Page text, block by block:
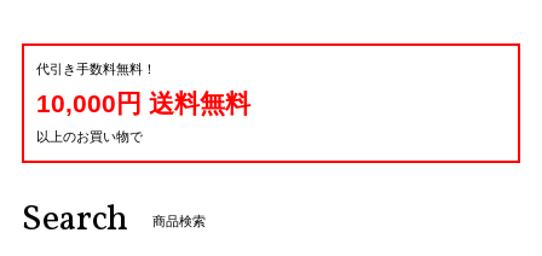
代引き手数料無料！
10,000円 送料無料
以上のお買い物で
Search 商品検索